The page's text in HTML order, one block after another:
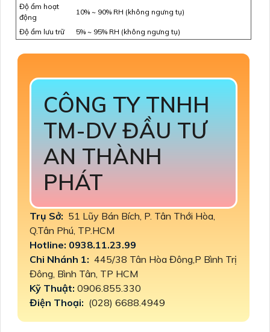
Độ ẩm hoạt
động
10% ~ 90% RH (không ngưng tụ)
Độ ẩm lưu trữ 5% ~ 95% RH (không ngưng tụ)
CÔNG TY TNHH
TM-DV ĐẦU TƯ
AN THÀNH
PHÁT
Trụ Sở: 51 Lũy Bán Bích, P. Tân Thới Hòa,
Q.Tân Phú, TP.HCM
Hotline: 0938.11.23.99
Chi Nhánh 1: 445/38 Tân Hòa Đông,P Bình Trị
Đông, Bình Tân, TP HCM
Kỹ Thuật: 0906.855.330
Điện Thoại: (028) 6688.4949